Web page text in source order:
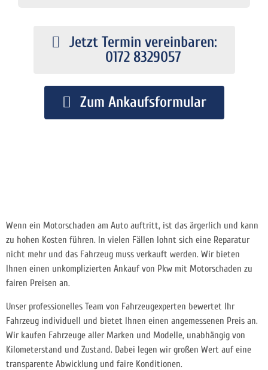
Jetzt Termin vereinbaren:
0172 8329057
Zum Ankaufsformular
Wenn ein Motorschaden am Auto auftritt, ist das ärgerlich und kann
zu hohen Kosten führen. In vielen Fällen lohnt sich eine Reparatur
nicht mehr und das Fahrzeug muss verkauft werden. Wir bieten
Ihnen einen unkomplizierten Ankauf von Pkw mit Motorschaden zu
fairen Preisen an.
Unser professionelles Team von Fahrzeugexperten bewertet Ihr
Fahrzeug individuell und bietet Ihnen einen angemessenen Preis an.
Wir kaufen Fahrzeuge aller Marken und Modelle, unabhängig von
Kilometerstand und Zustand. Dabei legen wir großen Wert auf eine
transparente Abwicklung und faire Konditionen.